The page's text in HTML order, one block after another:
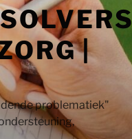
|
problematiek"​